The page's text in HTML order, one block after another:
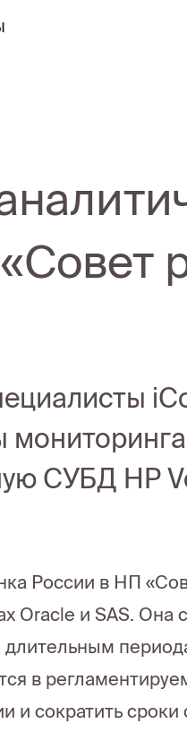
СУБД HP
России в НП
Oracle и SAS.
в
сократить